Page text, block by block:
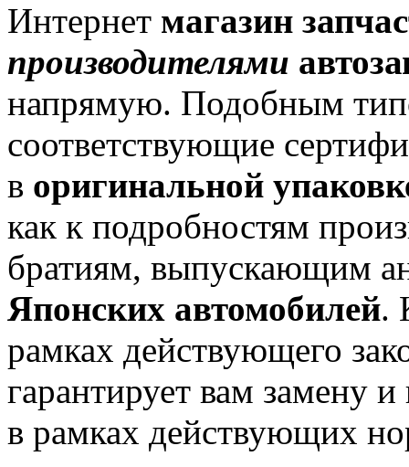
Интернет магазин
производителями
напрямую. Подобным
соответствующие
в оригинальной
как к подробностям
братиям, выпускающим
Японских автомобилей.
рамках действующего
гарантирует вам замену
в рамках действующих